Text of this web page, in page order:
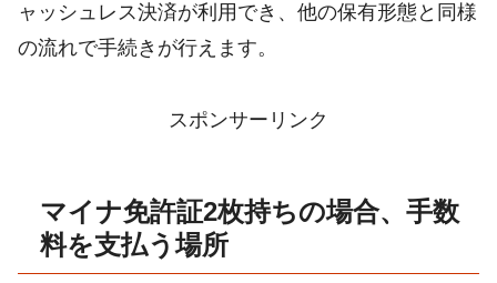
ャッシュレス決済が利用でき、他の保有形態と同様
の流れで手続きが行えます。
スポンサーリンク
マイナ免許証2枚持ちの場合、手数
料を支払う場所